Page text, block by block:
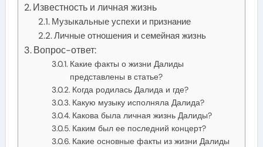
Известность и личная жизнь
Музыкальные успехи и признание
Личные отношения и семейная жизнь
Вопрос-ответ:
Какие факты о жизни Далиды
представлены в статье?
Когда родилась Далида и где?
Какую музыку исполняла Далида?
Какова была личная жизнь Далиды?
Каким был ее последний концерт?
Какие основные факты из жизни Далиды